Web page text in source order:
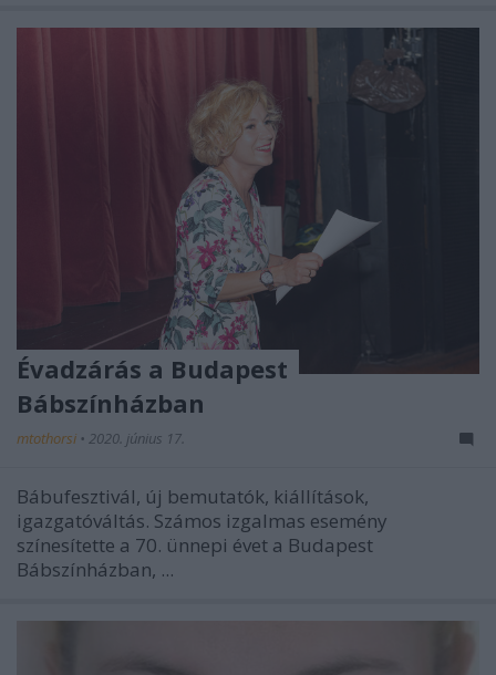
Évadzárás a Budapest
Bábszínházban
mtothorsi • 2020. június 17.
Bábufesztivál, új bemutatók, kiállítások,
igazgatóváltás. Számos izgalmas esemény
színesítette a 70. ünnepi évet a Budapest
Bábszínházban, ...